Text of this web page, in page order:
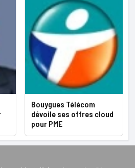
Bouygues Télécom
dévoile ses offres cloud
pour PME